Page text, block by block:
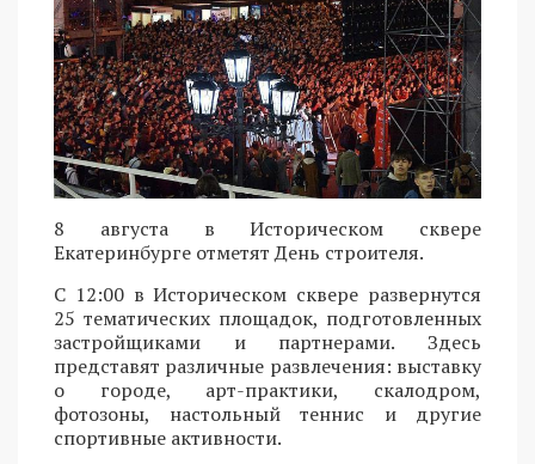
8 августа в Историческом сквере
Екатеринбурге отметят День строителя.
С 12:00 в Историческом сквере развернутся
25 тематических площадок, подготовленных
застройщиками и партнерами. Здесь
представят различные развлечения: выставку
о городе, арт-практики, скалодром,
фотозоны, настольный теннис и другие
спортивные активности.